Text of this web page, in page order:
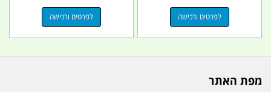
לפרטים ורכישה לפרטים ורכישה
מפת האתר